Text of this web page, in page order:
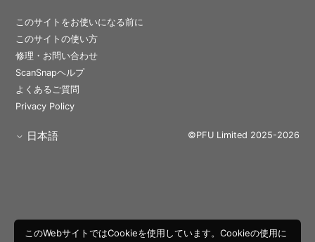
このサイトをお使いになる前に
このサイトの使い方
修理・お問い合わせ
ScanSnapヘルプ
よくあるご質問
Privacy Policy
日本語 ©PFU Limited 2025-2026
このWebサイトではCookieを使用しています。Cookieの使用に